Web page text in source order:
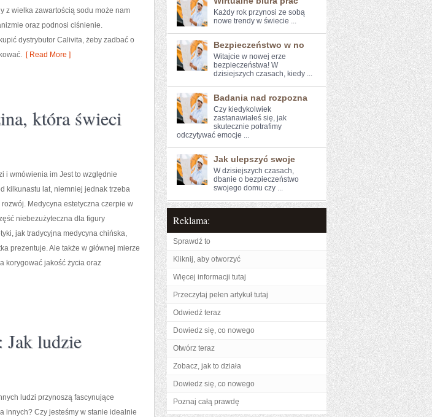
z wielka zawartością sodu może nam
oraz podnosi ciśnienie.
dystrybutor Calivita, żeby zadbać o
[ Read More ]
która świeci
i wmówienia im Jest to względnie
kilkunastu lat, niemniej jednak trzeba
Medycyna estetyczna czerpie w
niebezużyteczna dla figury
jak tradycyjna medycyna chińska,
prezentuje. Ale także w głównej mierze
korygować jakość życia oraz
Jak ludzie
ludzi przynoszą fascynujące
innych? Czy jesteśmy w stanie idealnie
Każdy ⁢rok przynosi ze sobą
‌nowe trendy w świecie‍ ...
Bezpieczeństwo w no
Witajcie w nowej erze
bezpieczeństwa! W
dzisiejszych czasach, kiedy ...
Badania nad rozpozna
Czy kiedykolwiek
zastanawiałeś się, jak
skutecznie ⁤potrafimy
odczytywać emocje‌ ...
Jak ulepszyć swoje
W dzisiejszych czasach,
dbanie o bezpieczeństwo
swojego domu czy ...
Reklama:
Sprawdź to
Kliknij, aby otworzyć
Więcej informacji tutaj
Przeczytaj pełen artykuł tutaj
Odwiedź teraz
Dowiedz się, co nowego
Otwórz teraz
Zobacz, jak to działa
Dowiedz się, co nowego
Poznaj całą prawdę